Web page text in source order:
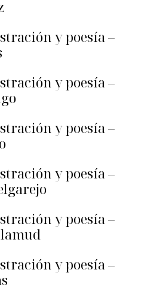
y poesía –
y poesía –
y poesía –
y poesía –
y poesía –
y poesía –